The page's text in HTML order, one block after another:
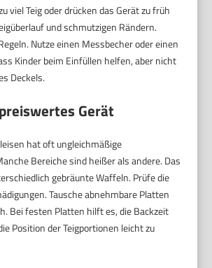
viel Teig oder drücken das Gerät zu früh
und schmutzigen Rändern.
Nutze einen Messbecher oder einen
Kinder beim Einfüllen helfen, aber nicht
Deckels.
Gerät
hat oft ungleichmäßige
Bereiche sind heißer als andere. Das
gebräunte Waffeln. Prüfe die
Tausche abnehmbare Platten
Bei festen Platten hilft es, die Backzeit
Position der Teigportionen leicht zu